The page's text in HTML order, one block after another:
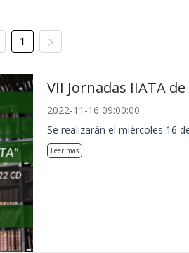
1
VII Jornadas IIATA
2022-11-16 09:00:00
Se realizarán el miércoles 16
Leer más